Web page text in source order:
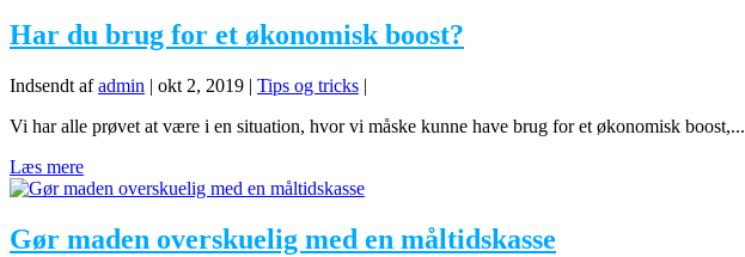
Har du brug for et økonomisk boost?
Indsendt afadmin | okt 2, 2019 | Tips og tricks |
Vi har alle prøvet at være i en situation, hvor vi måske kunne have brug for et økonomisk boost,...
Læs mere
Gør maden overskuelig med en måltidskasse